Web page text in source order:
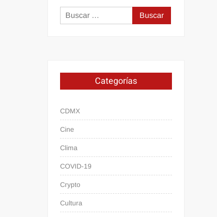
Buscar:
Categorías
CDMX
Cine
Clima
COVID-19
Crypto
Cultura